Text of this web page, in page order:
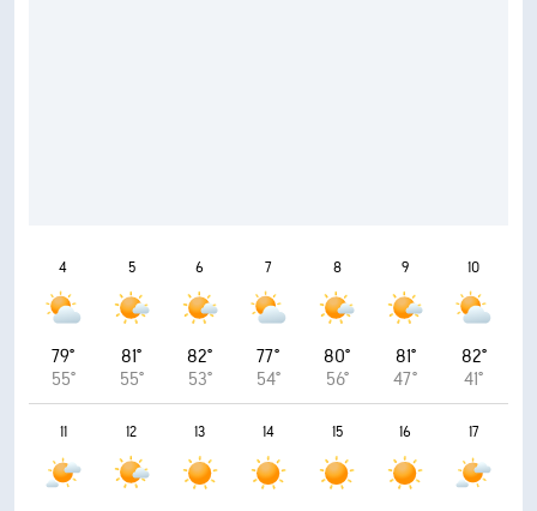
4
79°
55°
5
81°
55°
6
82°
53°
7
77°
54°
8
80°
56°
9
81°
47°
10
82°
41°
11 12 13 14 15 16 17